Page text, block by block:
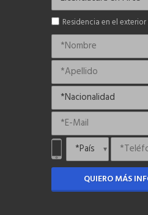
Residencia en el
QUIERO MÁS